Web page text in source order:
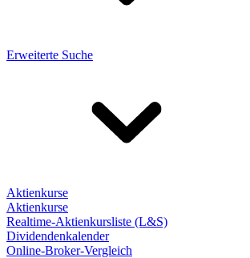
Erweiterte Suche
Aktienkurse
Aktienkurse
Realtime-Aktienkursliste (L&S)
Dividendenkalender
Online-Broker-Vergleich